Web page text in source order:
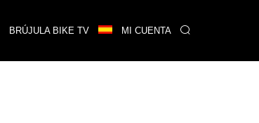
BRÚJULA BIKE TV MI CUENTA